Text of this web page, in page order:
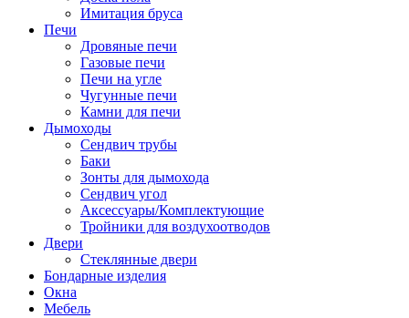
Имитация бруса
Печи
Дровяные печи
Газовые печи
Печи на угле
Чугунные печи
Камни для печи
Дымоходы
Сендвич трубы
Баки
Зонты для дымохода
Сендвич угол
Аксессуары/Комплектующие
Тройники для воздухоотводов
Двери
Стеклянные двери
Бондарные изделия
Окна
Мебель